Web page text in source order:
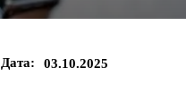
Дата: 03.10.2025